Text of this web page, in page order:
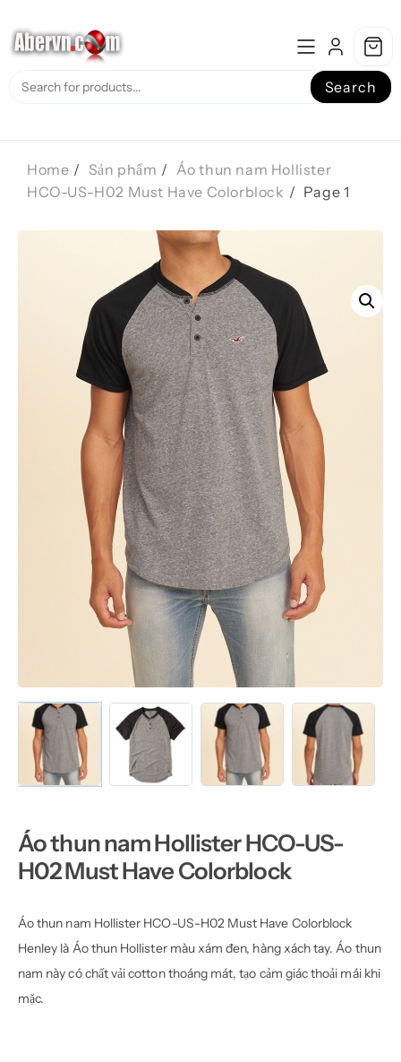
to
content
Search
Home Sản phẩm
Áo thun nam Hollister
HCO-US-H02 Must Have Colorblock
Page 1
Áo thun nam Hollister HCO-US-
H02 Must Have Colorblock
Áo thun nam Hollister HCO-US-H02 Must Have Colorblock
Henley là Áo thun Hollistermàu xám đen, hàng xách tay.Áo thun
nam này có chất vải cotton thoáng mát, tạo cảm giác thoải mái khi
mặc.